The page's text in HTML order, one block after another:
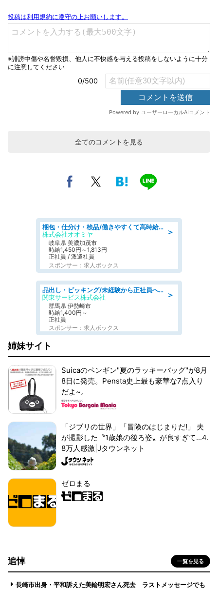
全てのコメントを見る
＞
梱包・仕分け・検品/働きやすくて高時給の仕分け作業長期休暇充実/残業なし
株式会社オオミヤ
岐阜県 美濃加茂市
時給1,450円～1,813円
正社員 / 派遣社員
スポンサー：求人ボックス
＞
品出し・ピッキング/未経験から正社員へ 大手飲料メーカーでの物流倉庫スタッフ
関東サービス株式会社
群馬県 伊勢崎市
時給1,400円～
正社員
スポンサー：求人ボックス
姉妹サイト
Suicaのペンギン"夏のラッキーバッグ"が8月
8日に発売。Pensta史上最も豪華な7点入り
だよ~。
「ジブリの世界」「冒険のはじまりだ!」 夫
が撮影した〝1歳娘の後ろ姿〟が良すぎて...4.
8万人感激|Jタウンネット
ゼロまる
追悼 一覧を見る
長崎市出身・平和訴えた美輪明宏さん死去 ラストメッセージでも